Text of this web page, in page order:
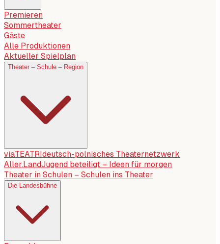
Premieren
Sommertheater
Gäste
Alle Produktionen
Aktueller Spielplan
Theater – Schule – Region
viaTEATRI deutsch-polnisches Theaternetzwerk
Aller.LandJugend beteiligt – Ideen für morgen
Theater in Schulen – Schulen ins Theater
Die Landesbühne